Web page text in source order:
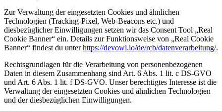
Zur Verwaltung der eingesetzten Cookies und ähnlichen
Technologien (Tracking-Pixel, Web-Beacons etc.) und
diesbezüglicher Einwilligungen setzen wir das Consent Tool „Real
Cookie Banner“ ein. Details zur Funktionsweise von „Real Cookie
Banner“ findest du unterhttps://devowl.io/de/rcb/datenverarbeitung/.
Rechtsgrundlagen für die Verarbeitung von personenbezogenen
Daten in diesem Zusammenhang sind Art. 6 Abs. 1 lit. c DS-GVO
und Art. 6 Abs. 1 lit. f DS-GVO. Unser berechtigtes Interesse ist die
Verwaltung der eingesetzten Cookies und ähnlichen Technologien
und der diesbezüglichen Einwilligungen.